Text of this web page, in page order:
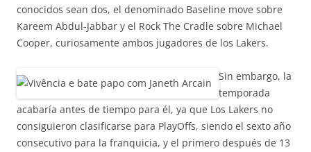
conocidos sean dos, el denominado Baseline move sobre
Kareem Abdul-Jabbar y el Rock The Cradle sobre Michael
Cooper, curiosamente ambos jugadores de los Lakers.
Sin embargo, la
temporada
acabaría antes de tiempo para él, ya que Los Lakers no
consiguieron clasificarse para PlayOffs, siendo el sexto año
consecutivo para la franquicia, y el primero después de 13